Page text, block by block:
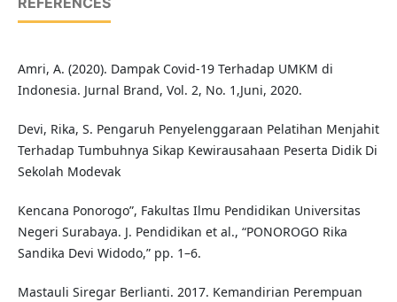
Amri, A. (2020). Dampak Covid-19 Terhadap UMKM di
Indonesia. Jurnal Brand, Vol. 2, No. 1,Juni, 2020.
Devi, Rika, S. Pengaruh Penyelenggaraan Pelatihan Menjahit
Terhadap Tumbuhnya Sikap Kewirausahaan Peserta Didik Di
Sekolah Modevak
Kencana Ponorogo”, Fakultas Ilmu Pendidikan Universitas
Negeri Surabaya. J. Pendidikan et al., “PONOROGO Rika
Sandika Devi Widodo,” pp. 1–6.
Mastauli Siregar Berlianti. 2017. Kemandirian Perempuan